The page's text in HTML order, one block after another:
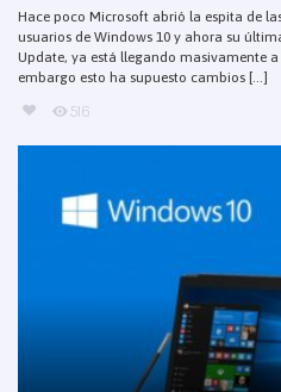
Hace poco Microsoft abrió la espita de
usuarios de Windows 10 y ahora su
Update, ya está llegando masivamente
embargo esto ha supuesto cambios [...]
516